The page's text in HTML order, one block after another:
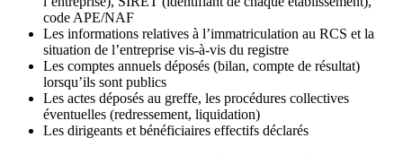
code APE/NAF
Les informations relatives à l’immatriculation au RCS et la
situation de l’entreprise vis-à-vis du registre
Les comptes annuels déposés (bilan, compte de résultat)
lorsqu’ils sont publics
Les actes déposés au greffe, les procédures collectives
éventuelles (redressement, liquidation)
Les dirigeants et bénéficiaires effectifs déclarés